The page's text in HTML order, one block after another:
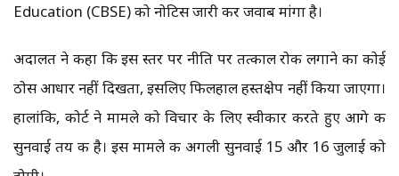
Education (CBSE) को नोटिस जारी कर जवाब मांगा है।
अदालत ने कहा कि इस स्तर पर नीति पर तत्काल रोक लगाने का कोई
ठोस आधार नहीं दिखता, इसलिए फिलहाल हस्तक्षेप नहीं किया जाएगा।
हालांकि, कोर्ट ने मामले को विचार के लिए स्वीकार करते हुए आगे की
सुनवाई तय की है। इस मामले की अगली सुनवाई 15 और 16 जुलाई को